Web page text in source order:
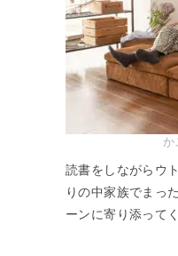
か
読書をしながらウ
りの中家族でまっ
ーンに寄り添って